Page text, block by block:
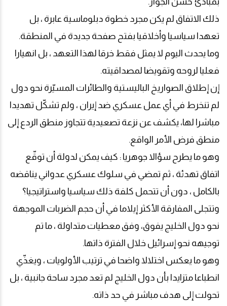
ذلك الاتفاق لم يكن مجرد خطوة دبلوماسية عابرة ، بل
تعهدا سياسيا وأخلاقيا بفتح صفحة جديدة في المنطقة.
وما يحدث اليوم لا يمثل فقط خرقا لهذا التعهد ، بل انهيارا
فعليا لروحه وتقويضا لمصداقيته.
إن إطلاق الصواريخ الباليستية والطائرات المسيّرة نحو دول
لم تنخرط في أي عمل عسكري ضد إيران ، ولم تشكّل تهديدا
مباشرا لها، يكشف عن نزعة تصعيدية تتجاوز منطق الردع إلى
منطق فرض الأمر الواقع.
وهو ما يطرح سؤالا جوهريا : كيف يمكن لدولة أن توقّع
اتفاق تهدئة ، ثم تمضي في سلوك عسكري عدواني يناقضه
بالكامل ، دون أن تتحمل كلفة ذلك سياسيا واستراتيجيا؟
وتتجلى المفارقة الأكثر إيلاما في أن حجم الضربات الموجهة
نحو دول الخليج يفوق، وفق معطيات متداولة ، ما تم
توجيهه نحو إسرائيل خلال الفترة ذاتها.
وهو ما يعكس اختلالا واضحا في ترتيب الأولويات ، ويغذّي
انطباعا متزايدا بأن دول الخليج لم تعد مجرد ساحة جانبية ، بل
تحولت إلى هدف مباشر في حد ذاته.